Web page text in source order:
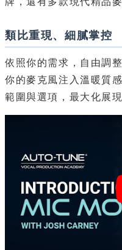
類比重現、細膩掌控
依照你的需求，自由調
你的麥克風注入溫暖質
範圍與選項，最大化展